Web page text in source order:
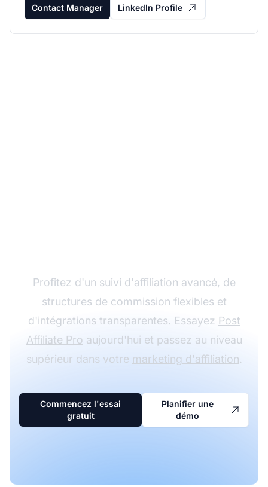
Contact Manager LinkedIn Profile
Profitez d'un suivi d'affiliation avancé, de
structures de commission flexibles et
d'intégrations transparentes. Essayez Post
Affiliate Pro aujourd'hui et passez au niveau
supérieur dans votre marketing d'affiliation.
Commencez l'essai
gratuit
Planifier une
démo